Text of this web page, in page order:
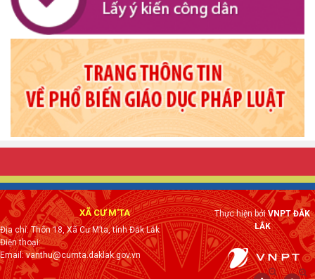
XÃ CƯ M'TA
Địa chỉ: Thôn 18, Xã Cư M’ta, tỉnh Đắk Lắk
Điện thoại:
Email: vanthu@cumta.daklak.gov.vn
Thực hiện bởiVNPT ĐẮK
LẮK